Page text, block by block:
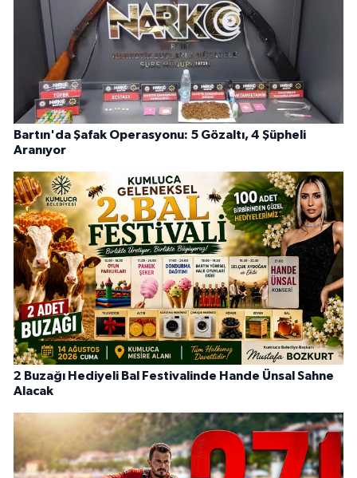
Bartın'da Şafak Operasyonu: 5 Gözaltı, 4 Şüpheli
Aranıyor
2 Buzağı Hediyeli Bal Festivalinde Hande Ünsal Sahne
Alacak